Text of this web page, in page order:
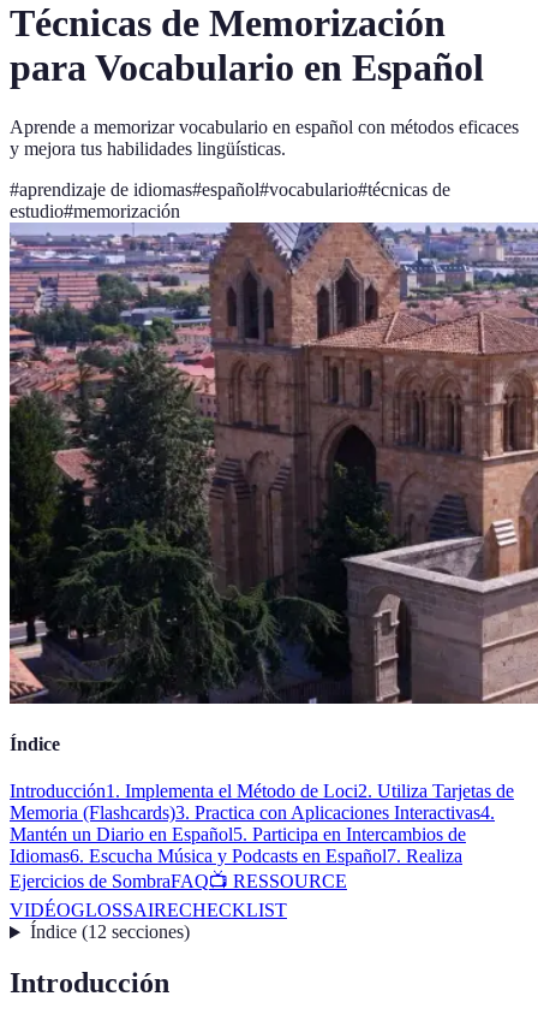
Técnicas de Memorización
para Vocabulario en Español
Aprende a memorizar vocabulario en español con métodos eficaces
y mejora tus habilidades lingüísticas.
#aprendizaje de idiomas#español#vocabulario#técnicas de
estudio#memorización
Índice
Introducción1. Implementa el Método de Loci2. Utiliza Tarjetas de
Memoria (Flashcards)3. Practica con Aplicaciones Interactivas4.
Mantén un Diario en Español5. Participa en Intercambios de
Idiomas6. Escucha Música y Podcasts en Español7. Realiza
Ejercicios de SombraFAQ📺 RESSOURCE
VIDÉOGLOSSAIRECHECKLIST
Índice(12 secciones)
Introducción